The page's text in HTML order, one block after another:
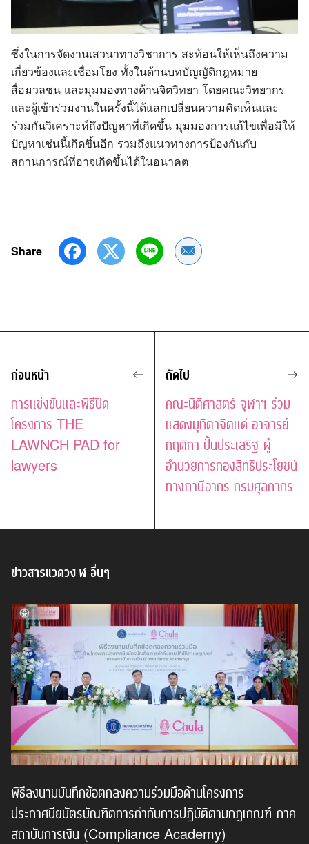
ซึ่งในการจัดงานเสวนาทางวิชาการ สะท้อนให้เห็นถึงความ
เกี่ยวข้องและเชื่อมโยง ทั้งในด้านบทบัญญัติกฎหมาย
สื่อมวลชน และมุมมองทางด้านจิตวิทยา โดยคณะวิทยากร
และผู้เข้าร่วมงานในครั้งนี้ได้แลกเปลี่ยนความคิดเห็นและ
ร่วมกันวิเคราะห์ถึงปัญหาที่เกิดขึ้น มุมมองการแก้ไขเพื่อมิให้
ปัญหาเช่นนี้เกิดขึ้นอีก รวมถึงแนวทางการป้องกันกับ
สถานการณ์ที่อาจเกิดขึ้นได้ในอนาคต
Share Share by Email
ก่อนหน้า
การแข่งขันและพิธีปิด
โครงการ THE
LAWNCH PAD for
lawyers
ถัดไป
คณะนิติศาสตร์ จุฬาฯ ร่วม
แสดงมุทิตาจิตแด่ อาจารย์
กฤติกา ปั้นประเสริฐ ผู้
อำนวยการกองสิทธิประโยชน์
ทางภาษีอากร กรมศุลกากร
ข่าวสารแวดวง ฬ อื่นๆ
พิธีลงนามบันทึกข้อตกลงความร่วมมือด้านโครงการ
ประกาศนียบัตรบัณฑิตการกำกับการปฏิบัติตามกฎเกณฑ์ ภาค
สถาบันการเงิน (Compliance Academy)